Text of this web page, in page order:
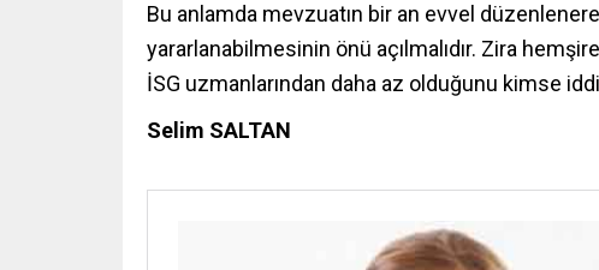
Bu anlamda mevzuatın bir an evvel
yararlanabilmesinin önü açılmalıdır. Zira
İSG uzmanlarından daha az olduğunu kimse
Selim SALTAN